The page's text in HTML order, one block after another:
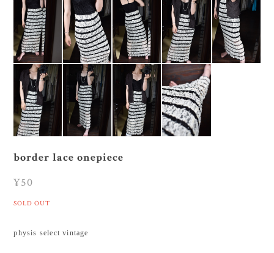
border lace onepiece
¥50
SOLD OUT
physis select vintage